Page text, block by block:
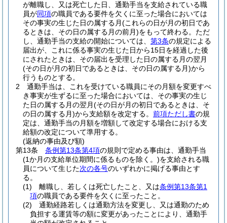
が離職し、又は死亡した日、通勤手当を支給されている職
員が同項の職員である要件を欠くに至った場合においては
その事実の生じた日の属する月(これらの日が月の初日であ
るときは、その日の属する月の前月)をもって終わる。 ただ
し、通勤手当の支給の開始については、 第3条の規定による
届出が、これに係る事実の生じた日から15日を経過した後
にされたときは、その届出を受理した日の属する月の翌月
(その日が月の初日であるときは、その日の属する月)から
行うものとする。
2
通勤手当は、これを受けている職員にその月額を変更すべ
き事実が生ずるに至った場合においては、その事実の生じ
た日の属する月の翌月(その日が月の初日であるときは、そ
の日の属する月)から支給額を改定する。 前項ただし書の規
定は、通勤手当の月額を増額して改定する場合における支
給額の改定について準用する。
(返納の事由及び額)
第13条
条例第13条第4項の規則で定める事由は、通勤手当
(1か月の支給単位期間に係るものを除く。)を支給される職
員について生じた次の各号のいずれかに掲げる事由とす
る。
(1)
離職し、若しくは死亡したこと、又は条例第13条第1
項の職員である要件を欠くに至ったこと。
(2)
通勤経路若しくは通勤方法を変更し、又は通勤のため
負担する運賃等の額に変更があったことにより、通勤手